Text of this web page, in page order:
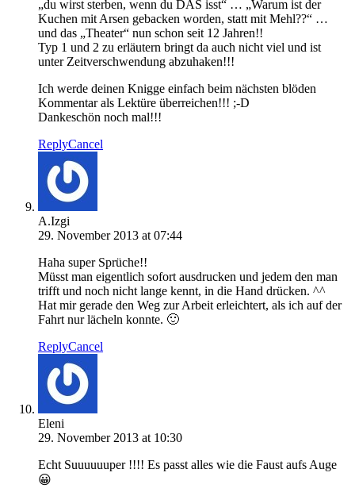
„du wirst sterben, wenn du DAS isst“ … „Warum ist der
Kuchen mit Arsen gebacken worden, statt mit Mehl??“ …
und das „Theater“ nun schon seit 12 Jahren!!
Typ 1 und 2 zu erläutern bringt da auch nicht viel und ist
unter Zeitverschwendung abzuhaken!!!
Ich werde deinen Knigge einfach beim nächsten blöden
Kommentar als Lektüre überreichen!!! ;-D
Dankeschön noch mal!!!
ReplyCancel
A.Izgi
29. November 2013 at 07:44
Haha super Sprüche!!
Müsst man eigentlich sofort ausdrucken und jedem den man
trifft und noch nicht lange kennt, in die Hand drücken. ^^
Hat mir gerade den Weg zur Arbeit erleichtert, als ich auf der
Fahrt nur lächeln konnte. 🙂
ReplyCancel
Eleni
29. November 2013 at 10:30
Echt Suuuuuuper !!!! Es passt alles wie die Faust aufs Auge
😀